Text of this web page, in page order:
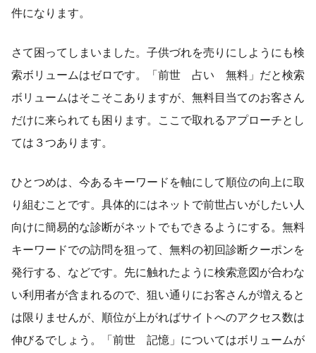
件になります。
さて困ってしまいました。子供づれを売りにしようにも検
索ボリュームはゼロです。「前世 占い 無料」だと検索
ボリュームはそこそこありますが、無料目当てのお客さん
だけに来られても困ります。ここで取れるアプローチとし
ては３つあります。
ひとつめは、今あるキーワードを軸にして順位の向上に取
り組むことです。具体的にはネットで前世占いがしたい人
向けに簡易的な診断がネットでもできるようにする。無料
キーワードでの訪問を狙って、無料の初回診断クーポンを
発行する、などです。先に触れたように検索意図が合わな
い利用者が含まれるので、狙い通りにお客さんが増えると
は限りませんが、順位が上がればサイトへのアクセス数は
伸びるでしょう。「前世 記憶」についてはボリュームが